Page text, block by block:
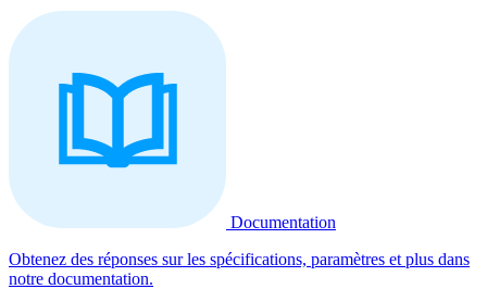
Documentation
Obtenez des réponses sur les spécifications, paramètres et plus dans
notre documentation.